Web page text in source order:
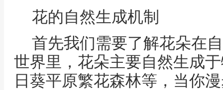
花的自然生成机制
首先我们需要了解花朵在
世界里，花朵主要自然生成
日葵平原繁花森林等，当你